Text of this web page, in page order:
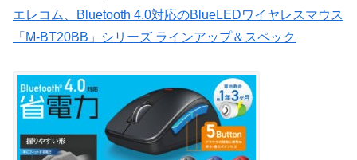
エレコム、Bluetooth 4.0対応のBlueLEDワイヤレスマウス
「M-BT20BB」シリーズ ラインアップ＆スペック